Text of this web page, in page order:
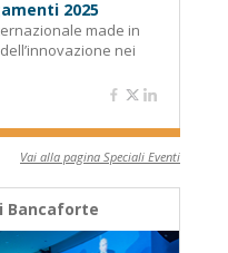
2025
made in
nei
Vai alla pagina Speciali Eventi
Bancaforte